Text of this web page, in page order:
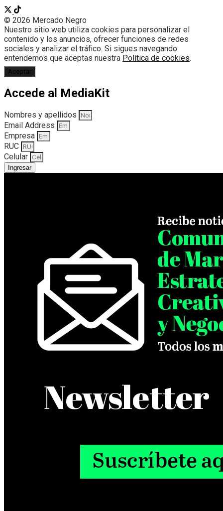
© 2026 Mercado Negro
Nuestro sitio web utiliza cookies para personalizar el
contenido y los anuncios, ofrecer funciones de redes
sociales y analizar el tráfico. Si sigues navegando
entendemos que aceptas nuestra Política de cookies.
Aceptar
Accede al MediaKit
Nombres y apellidos
Email Address
Empresa
RUC
Celular
Ingresar